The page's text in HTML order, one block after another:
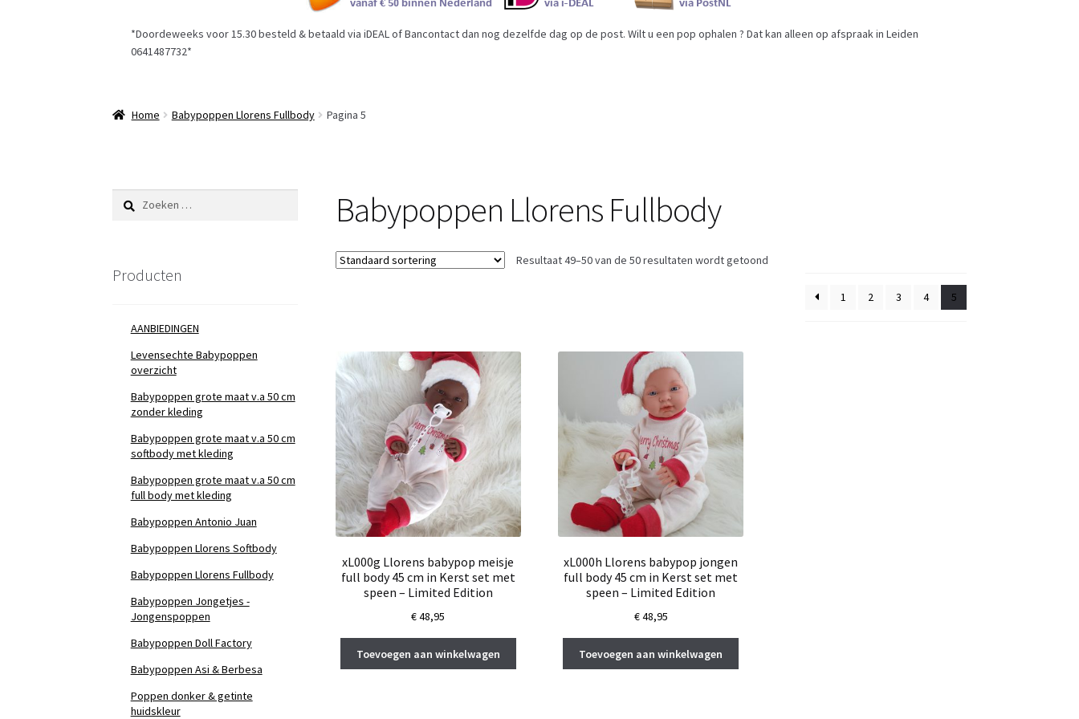
*Doordeweeks voor 15.30 besteld & betaald via iDEAL of Bancontact dan nog dezelfde dag op de post. Wilt u een pop ophalen ? Dat kan alleen op afspraak in Leiden
0641487732*
Home Babypoppen Llorens Fullbody Pagina 5
Babypoppen Llorens Fullbody
Resultaat 49–50 van de 50 resultaten wordt getoond
1 2 3 4 5
xL000g Llorens babypop meisje
full body 45 cm in Kerst set met
speen – Limited Edition
€48,95
Toevoegen aan winkelwagen
xL000h Llorens babypop jongen
full body 45 cm in Kerst set met
speen – Limited Edition
€48,95
Toevoegen aan winkelwagen
Zoeken
naar:
Producten
AANBIEDINGEN
Levensechte Babypoppen
overzicht
Babypoppen grote maat v.a 50 cm
zonder kleding
Babypoppen grote maat v.a 50 cm
softbody met kleding
Babypoppen grote maat v.a 50 cm
full body met kleding
Babypoppen Antonio Juan
Babypoppen Llorens Softbody
Babypoppen Llorens Fullbody
Babypoppen Jongetjes -
Jongenspoppen
Babypoppen Doll Factory
Babypoppen Asi & Berbesa
Poppen donker & getinte
huidskleur